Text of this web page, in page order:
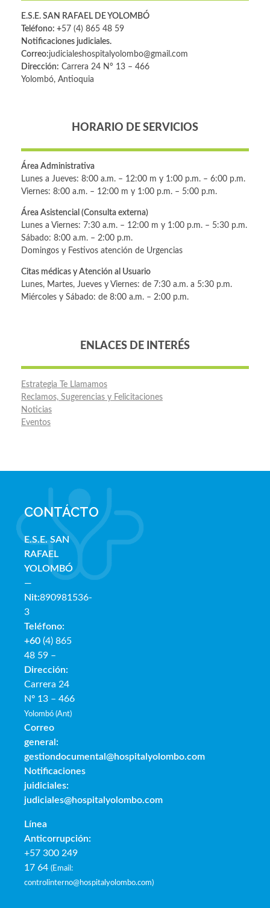
E.S.E. SAN RAFAEL DE YOLOMBÓ
Teléfono: +57 (4) 865 48 59
Notificaciones judiciales.
Correo:judicialeshospitalyolombo@gmail.com
Dirección: Carrera 24 Nº 13 – 466
Yolombó, Antioquia
HORARIO DE SERVICIOS
Área Administrativa
Lunes a Jueves: 8:00 a.m. – 12:00 m y 1:00 p.m. – 6:00 p.m.
Viernes: 8:00 a.m. – 12:00 m y 1:00 p.m. – 5:00 p.m.
Área Asistencial (Consulta externa)
Lunes a Viernes: 7:30 a.m. – 12:00 m y 1:00 p.m. – 5:30 p.m.
Sábado: 8:00 a.m. – 2:00 p.m.
Domingos y Festivos atención de Urgencias
Citas médicas y Atención al Usuario
Lunes, Martes, Jueves y Viernes: de 7:30 a.m. a 5:30 p.m.
Miércoles y Sábado: de 8:00 a.m. – 2:00 p.m.
ENLACES DE INTERÉS
Estrategia Te Llamamos
Reclamos, Sugerencias y Felicitaciones
Noticias
Eventos
CONTÁCTO
E.S.E. SAN
RAFAEL
YOLOMBÓ
—
Nit:890981536-
3
Teléfono:
+60 (4) 865
48 59 –
Dirección:
Carrera 24
Nº 13 – 466
Yolombó (Ant)
Correo
general:
gestiondocumental@hospitalyolombo.com
Notificaciones
juidiciales:
judiciales@hospitalyolombo.com
Línea
Anticorrupción:
+57 300 249
17 64 (Email:
controlinterno@hospitalyolombo.com)